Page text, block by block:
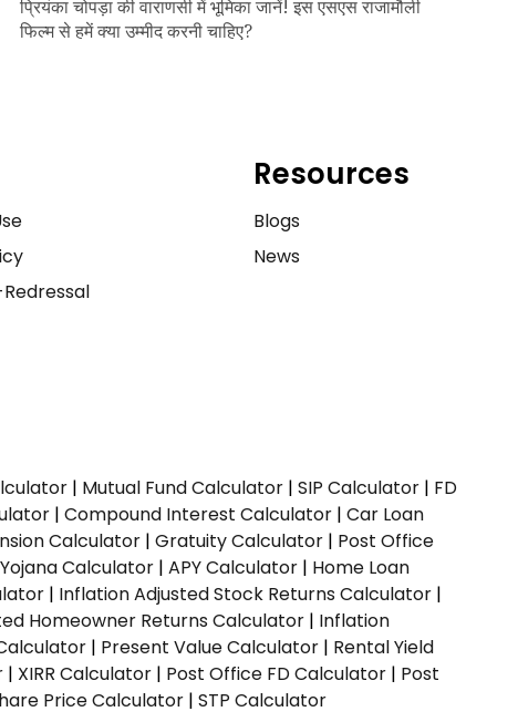
प्रियंका चोपड़ा की वाराणसी में भूमिका जानें! इस एसएस राजामौली
फिल्म से हमें क्या उम्मीद करनी चाहिए?
Resources
Blogs
News
| Mutual Fund Calculator | SIP Calculator | FD
| Compound Interest Calculator | Car Loan
Calculator | Gratuity Calculator | Post Office
Calculator | APY Calculator | Home Loan
| Inflation Adjusted Stock Returns Calculator |
Homeowner Returns Calculator | Inflation
| Present Value Calculator | Rental Yield
| XIRR Calculator | Post Office FD Calculator | Post
Price Calculator | STP Calculator